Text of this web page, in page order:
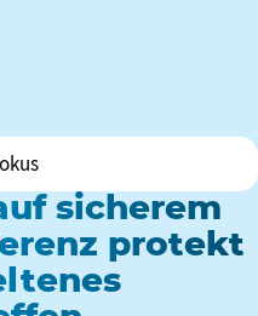
sicherem
protekt